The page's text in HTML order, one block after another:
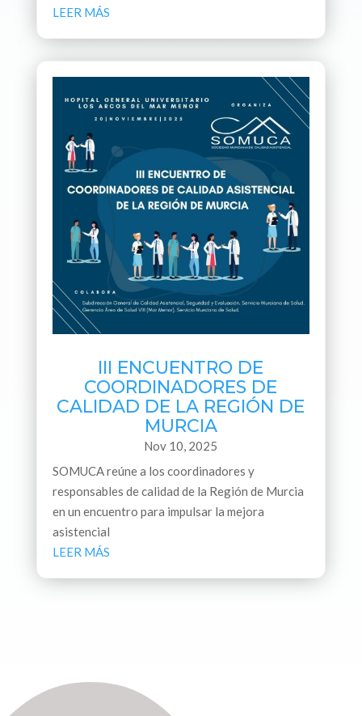
LEER MÁS
III ENCUENTRO DE
COORDINADORES DE
CALIDAD DE LA REGIÓN DE
MURCIA
Nov 10, 2025
SOMUCA reúne a los coordinadores y
responsables de calidad de la Región de Murcia
en un encuentro para impulsar la mejora
asistencial
LEER MÁS